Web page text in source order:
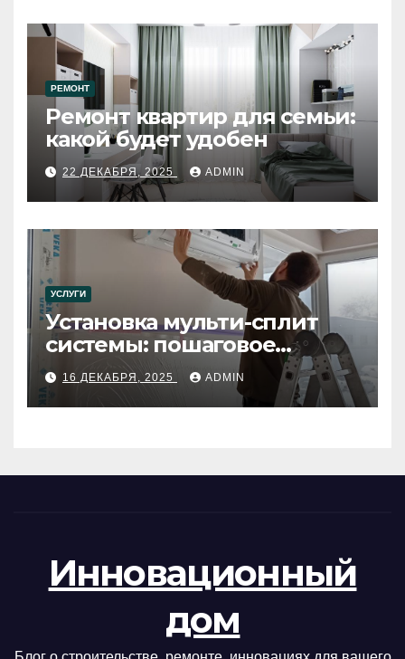
РЕМОНТ
Ремонт квартир для семьи:
какой будет удобен
22 ДЕКАБРЯ, 2025 ADMIN
УСЛУГИ
Установка мульти-сплит
системы: пошаговое
руководство
16 ДЕКАБРЯ, 2025 ADMIN
Инновационный
дом